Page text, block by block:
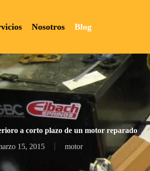
to search or ESC to close
Nosotros Blog
a corto plazo de un motor reparado
15, 2015 motor